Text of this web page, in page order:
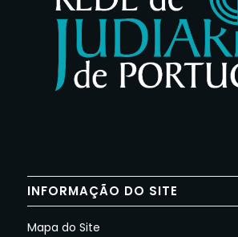
INFORMAÇÃO DO SITE
Mapa do Site